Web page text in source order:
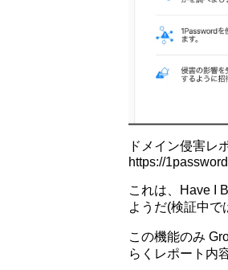
ドメイン侵害レ
https://
これは、Have I
ようだ(検証中で
この機能のみ
らくレポート内